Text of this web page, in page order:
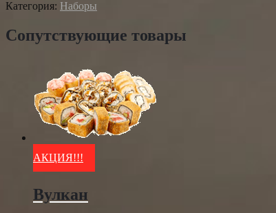
Категория: Наборы
Сопутствующие товары
АКЦИЯ!!!
Вулкан